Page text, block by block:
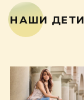
НАШИ ДЕТИ